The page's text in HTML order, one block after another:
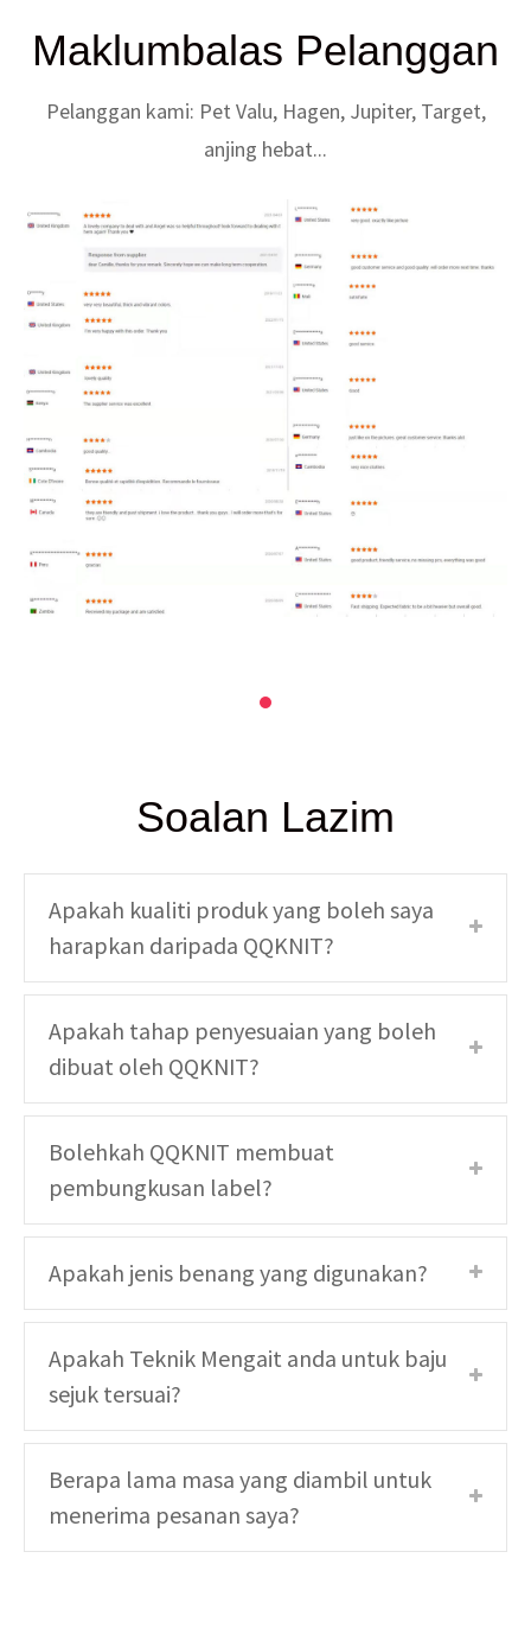
Maklumbalas Pelanggan
Pelanggan kami: Pet Valu, Hagen, Jupiter, Target,
anjing hebat...
Soalan Lazim
Apakah kualiti produk yang boleh saya
harapkan daripada QQKNIT?
Apakah tahap penyesuaian yang boleh
dibuat oleh QQKNIT?
Bolehkah QQKNIT membuat
pembungkusan label?
Apakah jenis benang yang digunakan?
Apakah Teknik Mengait anda untuk baju
sejuk tersuai?
Berapa lama masa yang diambil untuk
menerima pesanan saya?